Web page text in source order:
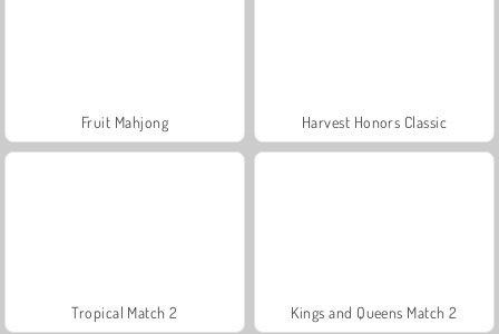
Fruit Mahjong Harvest Honors Classic
Tropical Match 2 Kings and Queens Match 2